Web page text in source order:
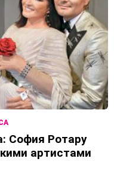
София Ротару
артистами